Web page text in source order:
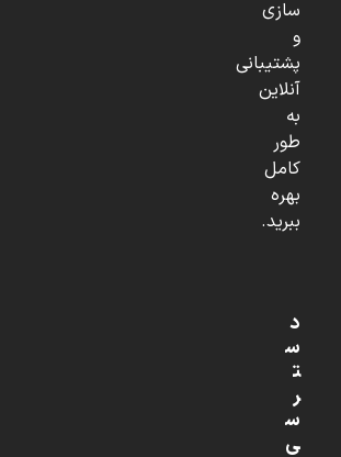
سازی
و
پشتیبانی
آنلاین
به
طور
کامل
بهره
ببرید.
د
س
ت
ر
س
ی